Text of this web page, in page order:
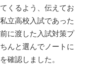
くるよう、伝えてお
立高校入試であった
に渡した入試対策プ
んと選んでノートに
確認しました。